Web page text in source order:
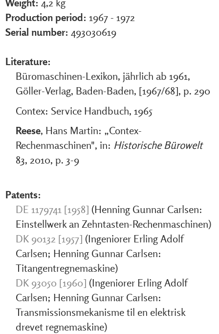
Weight: 4,2 kg
Production period: 1967 - 1972
Serial number: 493030619
Literature:
Büromaschinen-Lexikon, jährlich ab 1961,
Göller-Verlag, Baden-Baden, [1967/68], p. 290
Contex: Service Handbuch, 1965
Reese, Hans Martin: „Contex-
Rechenmaschinen", in: Historische Bürowelt
83, 2010, p. 3-9
Patents:
DE 1179741 [1958] (Henning Gunnar Carlsen:
Einstellwerk an Zehntasten-Rechenmaschinen)
DK 90132 [1957] (Ingeniorer Erling Adolf
Carlsen; Henning Gunnar Carlsen:
Titangentregnemaskine)
DK 93050 [1960] (Ingeniorer Erling Adolf
Carlsen; Henning Gunnar Carlsen:
Transmissionsmekanisme til en elektrisk
drevet regnemaskine)